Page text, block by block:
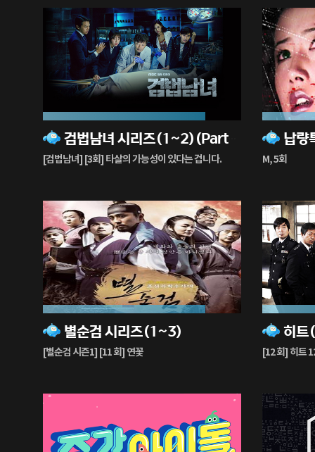
[검법남녀] [3회] 타살의 가능성이 있다는 겁니다.
82%
재
생
납량
M, 5회
56%
재
생
별순검 시리즈(1~3)
[별순검 시즌1] [11 회] 연꽃
82%
재
생
히트
[12 회] 히트
83%
재
생